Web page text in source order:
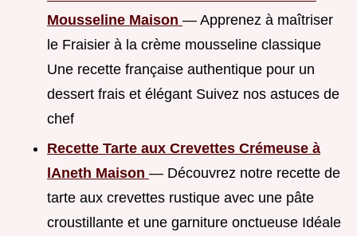
Mousseline Maison — Apprenez à maîtriser
le Fraisier à la crème mousseline classique
Une recette française authentique pour un
dessert frais et élégant Suivez nos astuces de
chef
Recette Tarte aux Crevettes Crémeuse à
lAneth Maison — Découvrez notre recette de
tarte aux crevettes rustique avec une pâte
croustillante et une garniture onctueuse Idéale